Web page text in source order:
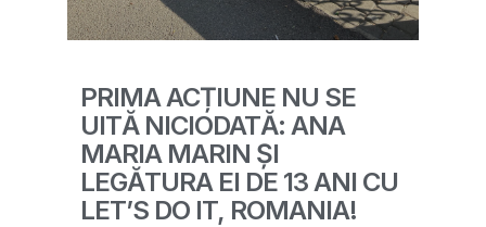
PRIMA ACȚIUNE NU SE
UITĂ NICIODATĂ: ANA
MARIA MARIN ȘI
LEGĂTURA EI DE 13 ANI CU
LET’S DO IT, ROMANIA!